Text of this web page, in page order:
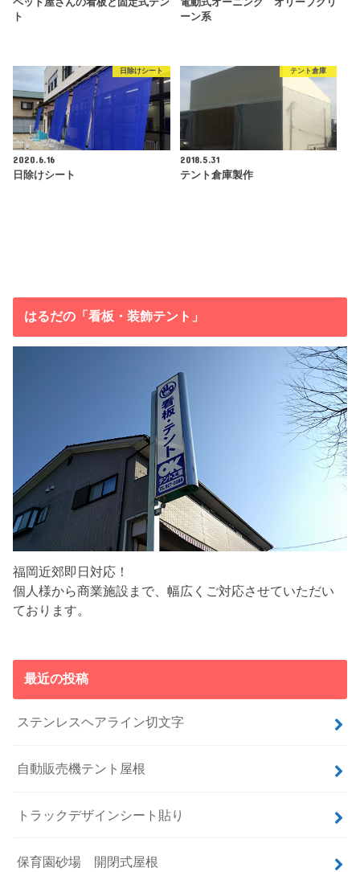
ペット屋さんの看板と固定式テン
ト
電動式オーニング オリーブグリ
ーン系
日除けシート
2020.6.16
日除けシート
テント倉庫
2018.5.31
テント倉庫製作
はるだの「看板・装飾テント」
福岡近郊即日対応！
個人様から商業施設まで、幅広くご対応させていただい
ております。
最近の投稿
ステンレスヘアライン切文字
自動販売機テント屋根
トラックデザインシート貼り
保育園砂場 開閉式屋根